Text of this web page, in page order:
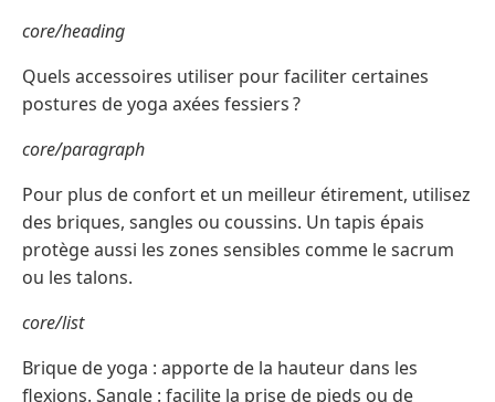
core/heading
Quels accessoires utiliser pour faciliter certaines
postures de yoga axées fessiers ?
core/paragraph
Pour plus de confort et un meilleur étirement, utilisez
des briques, sangles ou coussins. Un tapis épais
protège aussi les zones sensibles comme le sacrum
ou les talons.
core/list
Brique de yoga : apporte de la hauteur dans les
flexions. Sangle : facilite la prise de pieds ou de